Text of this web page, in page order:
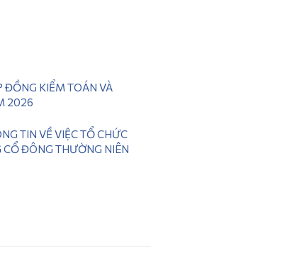
ĐỒNG KIỂM TOÁN VÀ
2026
TIN VỀ VIỆC TỔ CHỨC
ĐÔNG THƯỜNG NIÊN